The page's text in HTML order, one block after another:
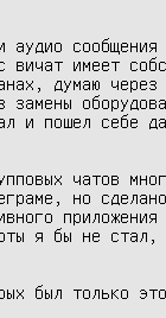
сообщения
имеет
думаю
замены
и пошел себе
чатов
но
я бы не
был только